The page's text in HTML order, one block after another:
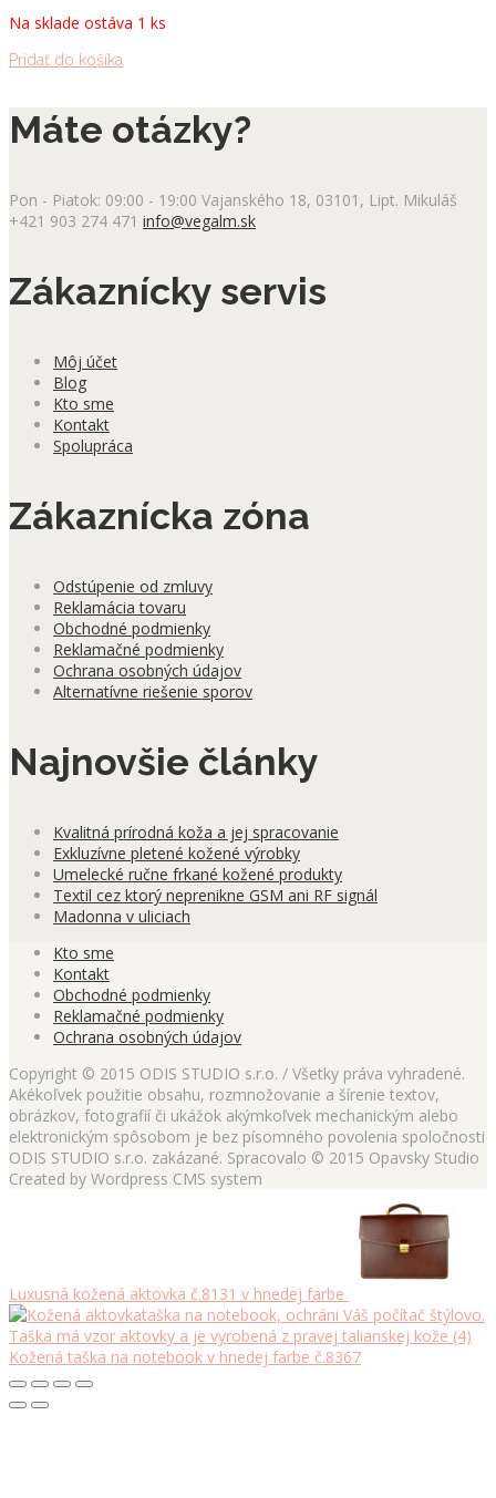
Na sklade ostáva 1 ks
Pridať do košíka
Máte otázky?
Pon - Piatok: 09:00 - 19:00 Vajanského 18, 03101, Lipt. Mikuláš
+421 903 274 471 info@vegalm.sk
Zákaznícky servis
Môj účet
Blog
Kto sme
Kontakt
Spolupráca
Zákaznícka zóna
Odstúpenie od zmluvy
Reklamácia tovaru
Obchodné podmienky
Reklamačné podmienky
Ochrana osobných údajov
Alternatívne riešenie sporov
Najnovšie články
Kvalitná prírodná koža a jej spracovanie
Exkluzívne pletené kožené výrobky
Umelecké ručne frkané kožené produkty
Textil cez ktorý neprenikne GSM ani RF signál
Madonna v uliciach
Kto sme
Kontakt
Obchodné podmienky
Reklamačné podmienky
Ochrana osobných údajov
Copyright © 2015 ODIS STUDIO s.r.o. / Všetky práva vyhradené.
Akékoľvek použitie obsahu, rozmnožovanie a šírenie textov,
obrázkov, fotografií či ukážok akýmkoľvek mechanickým alebo
elektronickým spôsobom je bez písomného povolenia spoločnosti
ODIS STUDIO s.r.o. zakázané. Spracovalo © 2015 Opavsky Studio
Created by Wordpress CMS system
Luxusná kožená aktovka č.8131 v hnedej farbe
Kožená taška na notebook v hnedej farbe č.8367